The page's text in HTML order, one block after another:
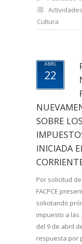
Cultura
ABRIL
22
SOBRE
INICIADA
Por solicitud
FACPCE
solicitando
impuesto a
del 9 de abril
respuesta por